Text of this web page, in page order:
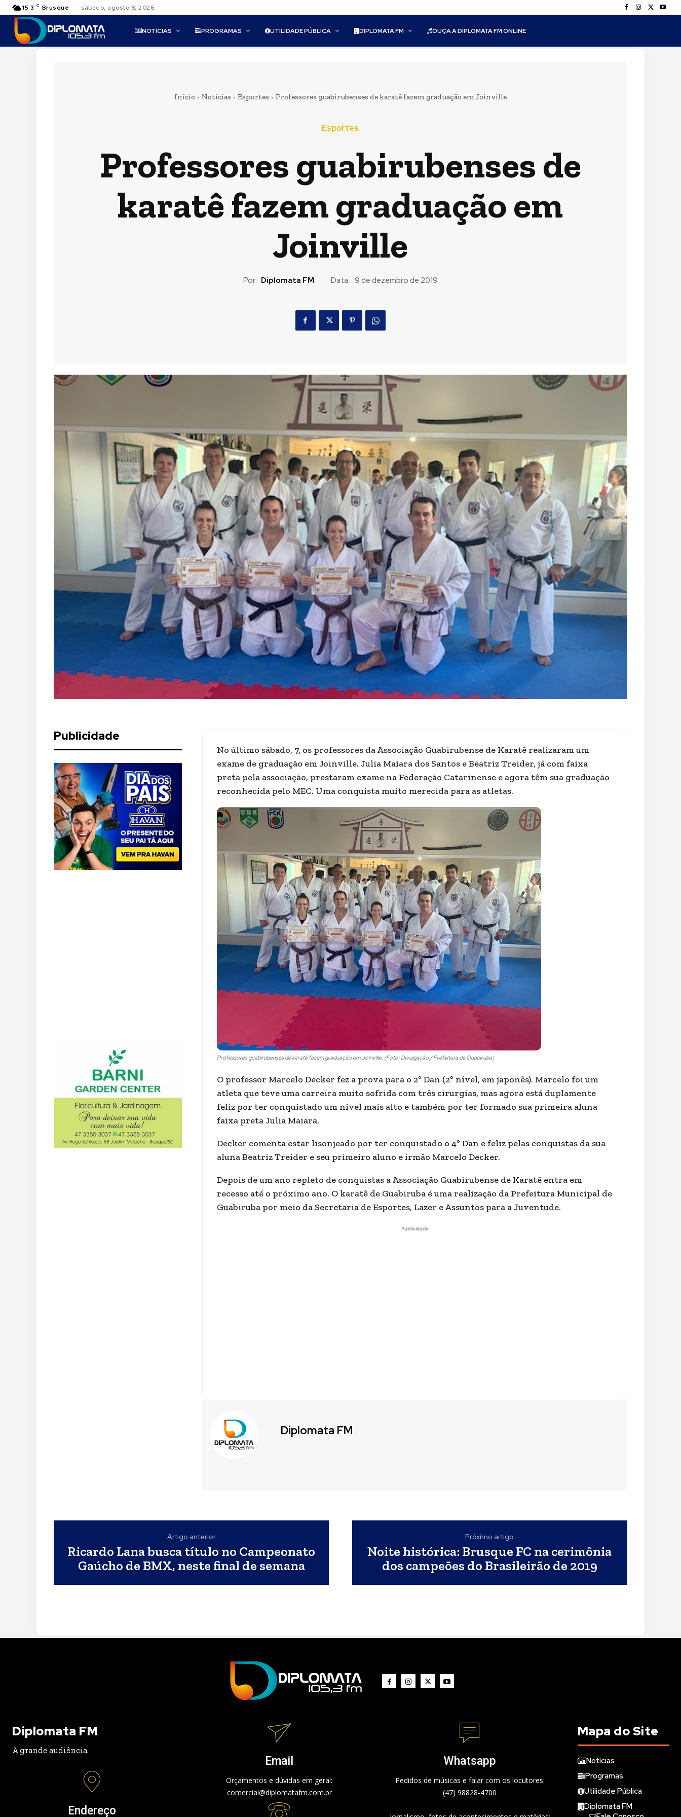
15.3 C Brusque sábado, agosto 8, 2026
NOTÍCIAS PROGRAMAS UTILIDADE PÚBLICA DIPLOMATA FM OUÇA A DIPLOMATA FM ONLINE
Início Notícias Esportes Professores guabirubenses de karatê fazem graduação em Joinville
Esportes
Professores guabirubenses de
karatê fazem graduação em
Joinville
Por: Diplomata FM Data: 9 de dezembro de 2019
Publicidade
No último sábado, 7, os professores da Associação Guabirubense de Karatê realizaram um
exame de graduação em Joinville. Julia Maiara dos Santos e Beatriz Treider, já com faixa
preta pela associação, prestaram exame na Federação Catarinense e agora têm sua graduação
reconhecida pelo MEC. Uma conquista muito merecida para as atletas.
Professores guabirubenses de karatê fazem graduação em Joinville. (Foto: Divulgação / Prefeitura de Guabiruba)
O professor Marcelo Decker fez a prova para o 2º Dan (2º nível, em japonês). Marcelo foi um
atleta que teve uma carreira muito sofrida com três cirurgias, mas agora está duplamente
feliz por ter conquistado um nível mais alto e também por ter formado sua primeira aluna
faixa preta Julia Maiara.
Decker comenta estar lisonjeado por ter conquistado o 4º Dan e feliz pelas conquistas da sua
aluna Beatriz Treider e seu primeiro aluno e irmão Marcelo Decker.
Depois de um ano repleto de conquistas a Associação Guabirubense de Karatê entra em
recesso até o próximo ano. O karatê de Guabiruba é uma realização da Prefeitura Municipal de
Guabiruba por meio da Secretaria de Esportes, Lazer e Assuntos para a Juventude.
Publicidade
Diplomata FM
Artigo anterior
Ricardo Lana busca título no Campeonato
Gaúcho de BMX, neste final de semana
Próximo artigo
Noite histórica: Brusque FC na cerimônia
dos campeões do Brasileirão de 2019
Diplomata FM
A grande audiência.
Endereço
Email
Orçamentos e dúvidas em geral:
comercial@diplomatafm.com.br
Whatsapp
Pedidos de músicas e falar com os locutores:
(47) 98828-4700
Mapa do Site
Notícias
Programas
Utilidade Pública
Diplomata FM